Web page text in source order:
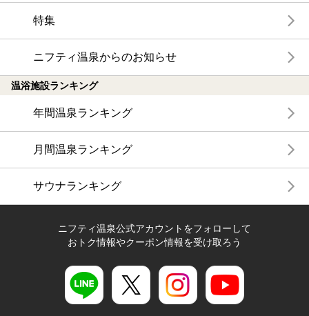
特集
ニフティ温泉からのお知らせ
温浴施設ランキング
年間温泉ランキング
月間温泉ランキング
サウナランキング
ニフティ温泉公式アカウントをフォローして
おトク情報やクーポン情報を受け取ろう